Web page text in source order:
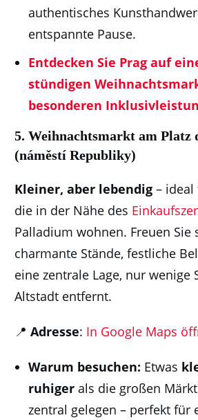
authentisches
entspannte Pause.
Entdecken Sie Prag auf
stündigen
besonderen
5. Weihnachtsmarkt am Platz
(náměstí Republiky)
Kleiner, aber lebendig – ideal
die in der Nähe des
Palladium wohnen. Freuen Sie
charmante Stände, festliche
eine zentrale Lage, nur wenige
Altstadt entfernt.
📍 Adresse: In Google Maps
Warum besuchen: Etwas
ruhiger als die großen
zentral gelegen – perfekt für